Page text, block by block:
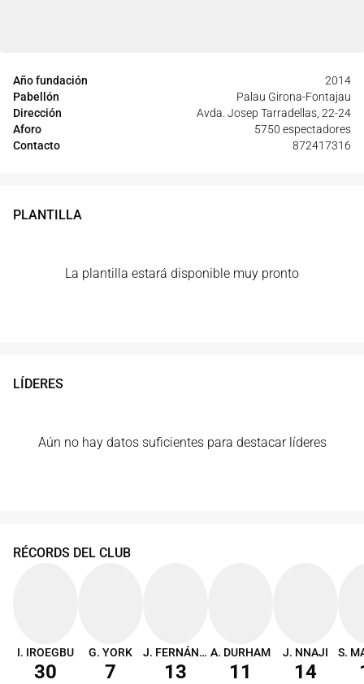
Año fundación
2014
Pabellón
Palau Girona-Fontajau
Dirección
Avda. Josep Tarradellas, 22-24
Aforo
5750 espectadores
Contacto
872417316
PLANTILLA
La plantilla estará disponible muy pronto
LÍDERES
Aún no hay datos suficientes para destacar líderes
RÉCORDS DEL CLUB
I. IROEGBU
30
G. YORK
7
J. FERNÁNDEZ
13
A. DURHAM
11
J. NNAJI
14